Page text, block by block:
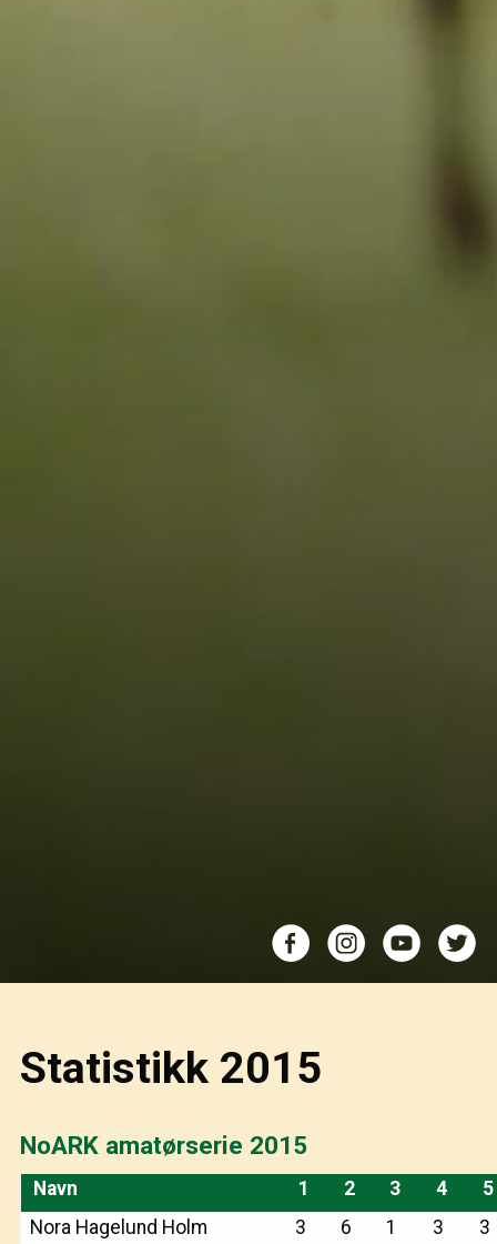
Statistikk 2015
NoARK amatørserie 2015
Navn 1 2 3 4
5
Nora Hagelund Holm
3 6 1 3
3